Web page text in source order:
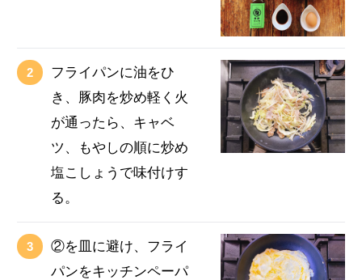
フライパンに油をひ
き、豚肉を炒め軽く火
が通ったら、キャベ
ツ、もやしの順に炒め
塩こしょうで味付けす
る。
②を皿に避け、フライ
パンをキッチンペーパ